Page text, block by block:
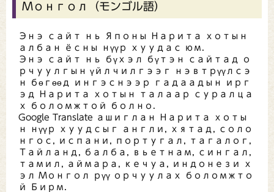
Монгол（モンゴル語）
Энэ сайт нь Японы Нарита хотын
албан ёсны нүүр хуудас юм.
Энэ сайт нь бүхэл бүтэн сайтад о
рчуулгын үйлчилгээг нэвтрүүлсэ
н бөгөөд ингэснээр гадаадын ирг
эд Нарита хотын талаар суралца
х боломжтой болно.
Google Translate ашиглан Нарита хоты
н нүүр хуудсыг англи, хятад, соло
нгос, испани, португал, тагалог,
Тайланд, балба, вьетнам, сингал,
тамил, аймара, кечуа, индонези х
эл Монгол рүү орчуулах боломжто
й Бирм.